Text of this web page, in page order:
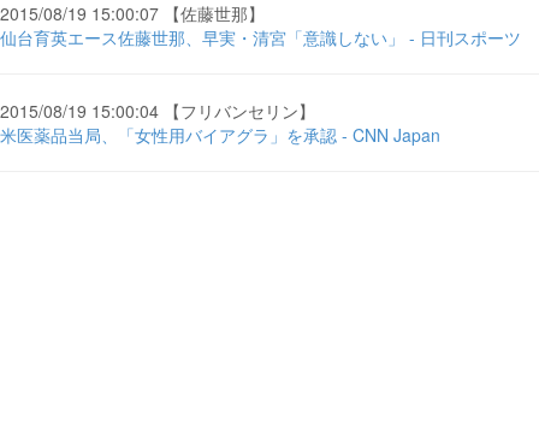
2015/08/19 15:00:07 【佐藤世那】
仙台育英エース佐藤世那、早実・清宮「意識しない」 - 日刊スポーツ
2015/08/19 15:00:04 【フリバンセリン】
米医薬品当局、「女性用バイアグラ」を承認 - CNN Japan